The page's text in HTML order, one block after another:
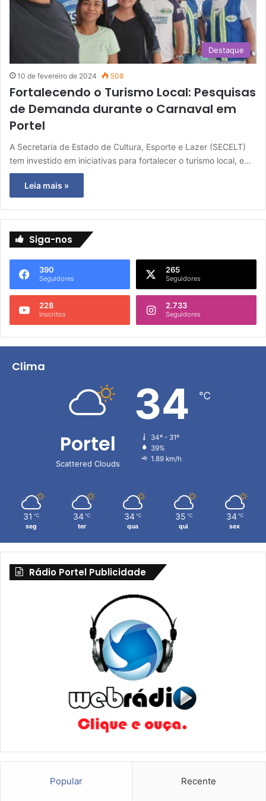
Destaque
10 de fevereiro de 2024 508
Fortalecendo o Turismo Local: Pesquisas
de Demanda durante o Carnaval em
Portel
A Secretaria de Estado de Cultura, Esporte e Lazer (SECELT)
tem investido em iniciativas para fortalecer o turismo local, e…
Leia mais »
Siga-nos
390
Seguidores
265
Seguidores
228
Inscritos
2.733
Seguidores
Clima
Portel
Scattered Clouds
34 ℃
34º - 31º
39%
1.89 km/h
31 ℃
seg
34 ℃
ter
34 ℃
qua
35 ℃
qui
34 ℃
sex
Rádio Portel Publicidade
Popular Recente